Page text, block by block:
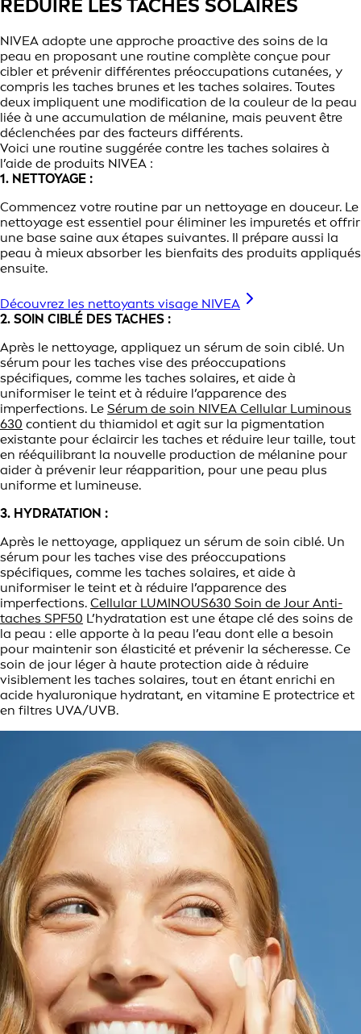
RÉDUIRE LES TACHES SOLAIRES
NIVEA adopte une approche proactive des soins de la
peau en proposant une routine complète conçue pour
cibler et prévenir différentes préoccupations cutanées, y
compris les taches brunes et les taches solaires. Toutes
deux impliquent une modification de la couleur de la peau
liée à une accumulation de mélanine, mais peuvent être
déclenchées par des facteurs différents.
Voici une routine suggérée contre les taches solaires à
l’aide de produits NIVEA :
1. NETTOYAGE :
Commencez votre routine par un nettoyage en douceur. Le
nettoyage est essentiel pour éliminer les impuretés et offrir
une base saine aux étapes suivantes. Il prépare aussi la
peau à mieux absorber les bienfaits des produits appliqués
ensuite.
Découvrez les nettoyants visage NIVEA
2. SOIN CIBLÉ DES TACHES :
Après le nettoyage, appliquez un sérum de soin ciblé. Un
sérum pour les taches vise des préoccupations
spécifiques, comme les taches solaires, et aide à
uniformiser le teint et à réduire l’apparence des
imperfections. Le Sérum de soin NIVEA Cellular Luminous
630 contient du thiamidol et agit sur la pigmentation
existante pour éclaircir les taches et réduire leur taille, tout
en rééquilibrant la nouvelle production de mélanine pour
aider à prévenir leur réapparition, pour une peau plus
uniforme et lumineuse.
3. HYDRATATION :
Après le nettoyage, appliquez un sérum de soin ciblé. Un
sérum pour les taches vise des préoccupations
spécifiques, comme les taches solaires, et aide à
uniformiser le teint et à réduire l’apparence des
imperfections. Cellular LUMINOUS630 Soin de Jour Anti-
taches SPF50 L’hydratation est une étape clé des soins de
la peau : elle apporte à la peau l’eau dont elle a besoin
pour maintenir son élasticité et prévenir la sécheresse. Ce
soin de jour léger à haute protection aide à réduire
visiblement les taches solaires, tout en étant enrichi en
acide hyaluronique hydratant, en vitamine E protectrice et
en filtres UVA/UVB.